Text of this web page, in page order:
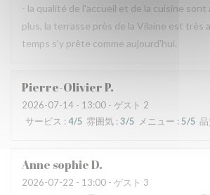
- la qualité de l'accueil et de la cuisine sont
plus, la terrasse près de la Vilaine est très
temps s'y prête comme aujourd'hui.
Pierre-OlivierP
2026-07-14 - 13:00 - ゲスト 2
サービス : 4/5 雰囲気 : 3/5 メニュー : 5/5
Anne sophieD
2026-07-22 - 13:00 - ゲスト 3